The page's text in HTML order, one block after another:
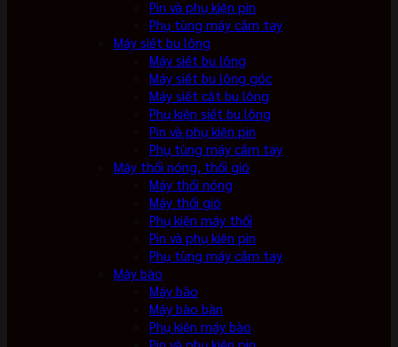
Pin và phụ kiện pin
Phụ tùng máy cầm tay
Máy siết bu lông
Máy siết bu lông
Máy siết bu lông góc
Máy siết cắt bu lông
Phụ kiện siết bu lông
Pin và phụ kiện pin
Phụ tùng máy cầm tay
Máy thổi nóng, thổi gió
Máy thổi nóng
Máy thổi gió
Phụ kiện máy thổi
Pin và phụ kiện pin
Phụ tùng máy cầm tay
Máy bào
Máy bào
Máy bào bàn
Phụ kiện máy bào